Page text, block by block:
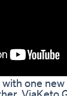
one
ViaKeto